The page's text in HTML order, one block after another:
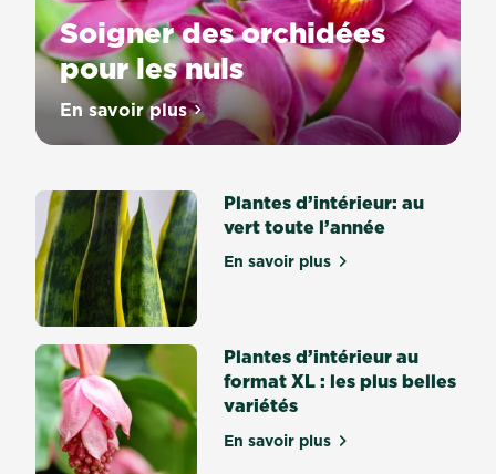
Soigner des orchidées
pour les nuls
Comment
prenez
votre
orchidée
?
Il
y
a
de
nombreuses
types
d’orchidées.
Chaque
En savoir plussur Soigner des orchidées pour les nuls
Plantes d’intérieur: au
vert toute l’année
En savoir plussur Plantes d’intérieur:
Plantes d’intérieur au
format XL : les plus belles
variétés
En savoir plussur Plantes d’intérieur au